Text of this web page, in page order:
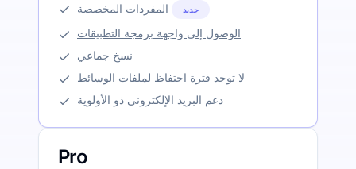
المفردات المخصصة
جديد
الوصول إلى واجهة برمجة التطبيقات
نسخ جماعي
لا توجد فترة احتفاظ لملفات الوسائط
دعم البريد الإلكتروني ذو الأولوية
Pro